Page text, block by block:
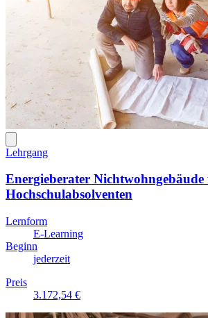
Lehrgang
Energieberater
Hochschulabsolventen
Lernform
E-Learning
Beginn
jederzeit
Preis
3.172,54 €